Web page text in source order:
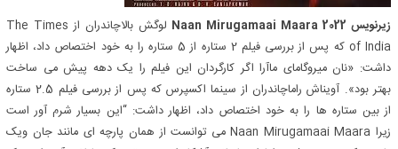
زیرنویس Naan Mirugamaai Maara 2022
لوگش بالاچاندران از The Times
of India که پس از بررسی فیلم 2 ستاره از 5 ستاره را به خود اختصاص داد، اظهار
داشت: «نان میروگامای ماآرا اگر کارگردان این فیلم را یک دهه پیش می ساخت
بهتر بود». آویناش راماچاندران از سینما اکسپرس که پس از بررسی فیلم 2.5 ستاره
از بین ستاره ها را به خود اختصاص داد، اظهار داشت: “این بسیار شرم آور است
زیرا Naan Mirugamaai Maara می توانست از همان پارچه ای مانند جان ویک